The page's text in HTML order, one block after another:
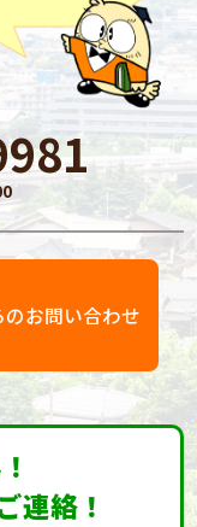
お問い合わせ
連絡！